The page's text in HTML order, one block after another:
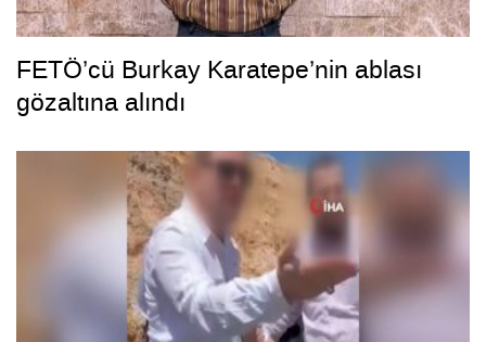
FETÖ’cü Burkay Karatepe’nin ablası
gözaltına alındı